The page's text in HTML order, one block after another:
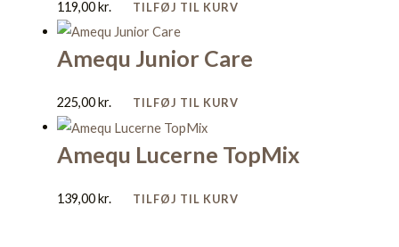
119,00kr. TILFØJ TIL KURV
Amequ Junior Care
225,00kr. TILFØJ TIL KURV
Amequ Lucerne TopMix
139,00kr. TILFØJ TIL KURV